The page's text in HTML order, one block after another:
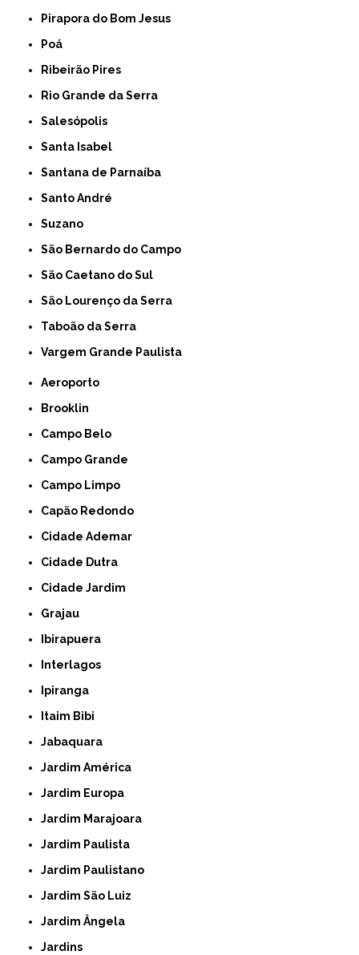
Pirapora do Bom Jesus
Poá
Ribeirão Pires
Rio Grande da Serra
Salesópolis
Santa Isabel
Santana de Parnaíba
Santo André
Suzano
São Bernardo do Campo
São Caetano do Sul
São Lourenço da Serra
Taboão da Serra
Vargem Grande Paulista
Aeroporto
Brooklin
Campo Belo
Campo Grande
Campo Limpo
Capão Redondo
Cidade Ademar
Cidade Dutra
Cidade Jardim
Grajau
Ibirapuera
Interlagos
Ipiranga
Itaim Bibi
Jabaquara
Jardim América
Jardim Europa
Jardim Marajoara
Jardim Paulista
Jardim Paulistano
Jardim São Luiz
Jardim Ângela
Jardins